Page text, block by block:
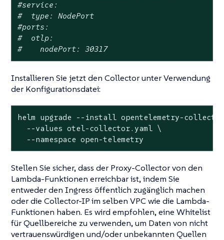
#service:
#  type: NodePort
#ports:
#  otlp:
#    nodePort: 30317
Installieren Sie jetzt den Collector unter Verwendung
der Konfigurationsdatei:
helm upgrade --install opentelemetry-
  --values otel-collector.yaml \
  --namespace open-telemetry
Stellen Sie sicher, dass der Proxy-Collector von den
Lambda-Funktionen erreichbar ist, indem Sie
entweder den Ingress öffentlich zugänglich machen
oder die Collector-IP im selben VPC wie die Lambda-
Funktionen haben. Es wird empfohlen, eine Whitelist
für Quellbereiche zu verwenden, um Daten von nicht
vertrauenswürdigen und/oder unbekannten Quellen